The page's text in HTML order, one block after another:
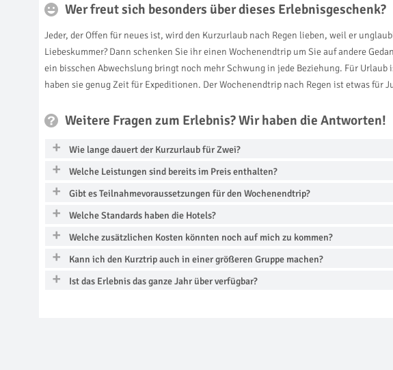
Wer freut sich besonders über dieses Erlebnisgeschenk?
Jeder, der Offen für neues ist, wird den Kurzurlaub nach Regen lieben, weil er
Liebeskummer? Dann schenken Sie ihr einen Wochenendtrip um Sie auf andere
ein bisschen Abwechslung bringt noch mehr Schwung in jede Beziehung. Für
haben sie genug Zeit für Expeditionen. Der Wochenendtrip nach Regen ist etwas für
Weitere Fragen zum Erlebnis? Wir haben die Antworten!
Wie lange dauert der Kurzurlaub für Zwei?
Welche Leistungen sind bereits im Preis enthalten?
Gibt es Teilnahmevoraussetzungen für den Wochenendtrip?
Welche Standards haben die Hotels?
Welche zusätzlichen Kosten könnten noch auf mich zu kommen?
Kann ich den Kurztrip auch in einer größeren Gruppe machen?
Ist das Erlebnis das ganze Jahr über verfügbar?